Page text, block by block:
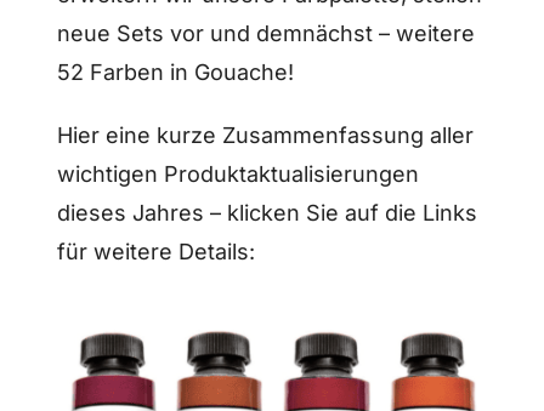
neue Sets vor und demnächst – weitere
52 Farben in Gouache!
Hier eine kurze Zusammenfassung aller
wichtigen Produktaktualisierungen
dieses Jahres – klicken Sie auf die Links
für weitere Details: